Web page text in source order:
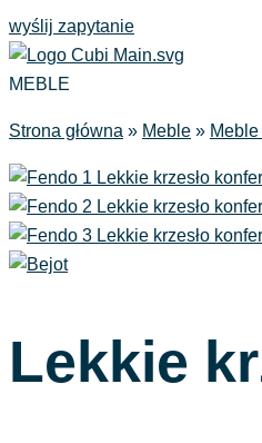
wyślij zapytanie
MEBLE
Strona główna » Meble »
Lekkie